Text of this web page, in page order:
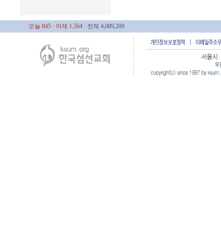
오늘 845 · 어제 1,564 · 전체 4,089,209